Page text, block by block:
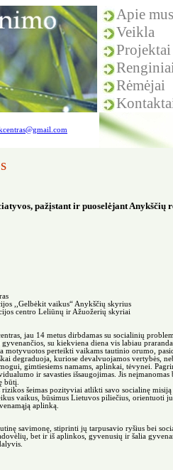
Apie mus
Veikla
Projektai
Rėmėjai
pažįstant ir puoselėjant Anykščių
,,Gelbėkit vaikus“ Anykščių skyrius
centro Leliūnų ir Ažuožerių skyriai
jau 14 metus dirbdamas su socialinių
gyvenančios, su kiekviena diena vis labiau
motyvuotos perteikti vaikams tautinio orumo,
degraduoja, kuriose devalvuojamos vertybės,
gimtiesiems namams, aplinkai, tėvynei.
ir savasties išsaugojimas. Jis neįmanomas
būtį.
šeimas pozityviai atlikti savo socialinę
vaikus, būsimus Lietuvos piliečius, orientuoti
aplinką.
savimonę, stiprinti jų tarpusavio ryšius bei
bet ir iš aplinkos, gyvenusių ir šalia